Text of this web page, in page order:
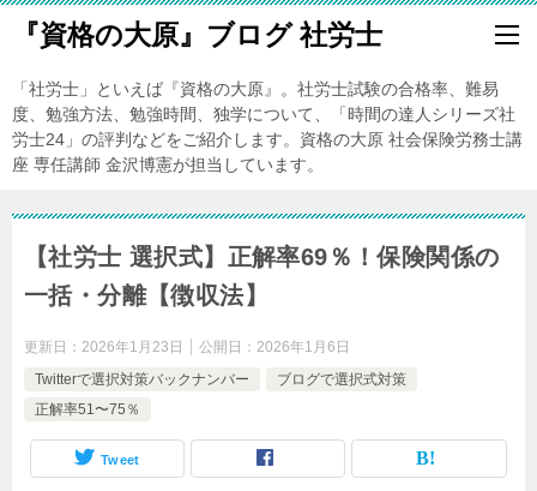
『資格の大原』ブログ 社労士
「社労士」といえば『資格の大原』。社労士試験の合格率、難易
度、勉強方法、勉強時間、独学について、「時間の達人シリーズ社
労士24」の評判などをご紹介します。資格の大原 社会保険労務士講
座 専任講師 金沢博憲が担当しています。
【社労士 選択式】正解率69％！保険関係の
一括・分離【徴収法】
更新日： 2026年1月23日 公開日： 2026年1月6日
Twitterで選択対策バックナンバー
ブログで選択式対策
正解率51〜75％
Tweet